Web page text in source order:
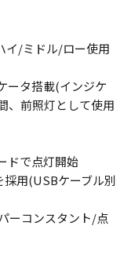
イ/ミドル/ロー使用
ータ搭載(インジケ
、前照灯として使用
ドで点灯開始
用(USBケーブル別
ーコンスタント/点